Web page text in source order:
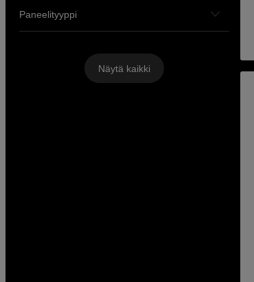
Paneelityyppi
Näytä kaikki